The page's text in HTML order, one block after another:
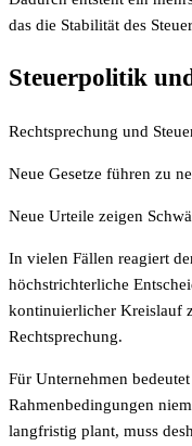
das die Stabilität des
Steuerpolitik
Rechtsprechung und
Neue Gesetze führen zu
Neue Urteile zeigen
In vielen Fällen reagiert
höchstrichterliche
kontinuierlicher Kreislauf
Rechtsprechung.
Für Unternehmen
Rahmenbedingungen
langfristig plant, muss